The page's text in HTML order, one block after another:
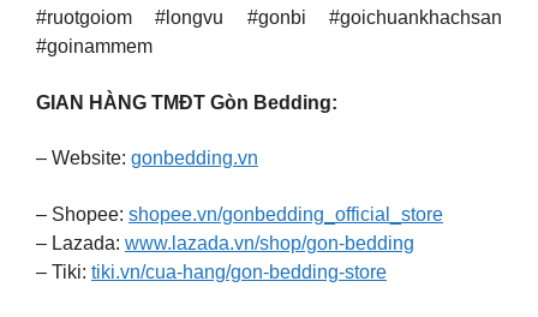
#ruotgoiom #longvu #gonbi #goichuankhachsan
#goinammem
GIAN HÀNG TMĐT Gòn Bedding:
– Website: gonbedding.vn
– Shopee: shopee.vn/gonbedding_official_store
– Lazada: www.lazada.vn/shop/gon-bedding
– Tiki: tiki.vn/cua-hang/gon-bedding-store